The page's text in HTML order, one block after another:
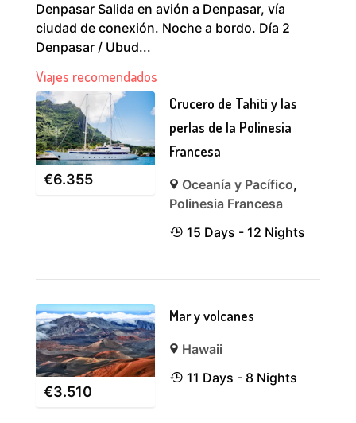
Denpasar Salida en avión a Denpasar, vía
ciudad de conexión. Noche a bordo. Día 2
Denpasar / Ubud...
Viajes recomendados
€6.355
Crucero de Tahiti y las
perlas de la Polinesia
Francesa
Oceanía y Pacífico,
Polinesia Francesa
15 Days - 12 Nights
€3.510
Mar y volcanes
Hawaii
11 Days - 8 Nights